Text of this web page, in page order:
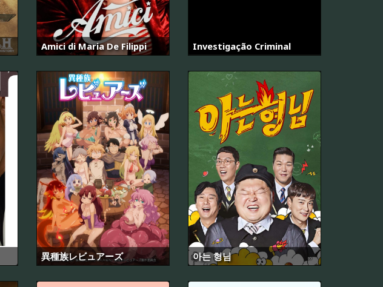
Amici di Maria De Filippi Investigação Criminal
異種族レビュアーズ 아는 형님